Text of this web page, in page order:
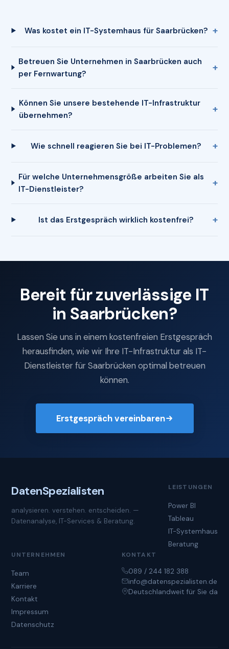
Was kostet ein IT-Systemhaus für Saarbrücken?
Betreuen Sie Unternehmen in Saarbrücken auch
per Fernwartung?
Können Sie unsere bestehende IT-Infrastruktur
übernehmen?
Wie schnell reagieren Sie bei IT-Problemen?
Für welche Unternehmensgröße arbeiten Sie als
IT-Dienstleister?
Ist das Erstgespräch wirklich kostenfrei?
Bereit für zuverlässige IT
in Saarbrücken?
Lassen Sie uns in einem kostenfreien Erstgespräch
herausfinden, wie wir Ihre IT-Infrastruktur als IT-
Dienstleister für Saarbrücken optimal betreuen
können.
Erstgespräch vereinbaren
DatenSpezialisten
analysieren. verstehen. entscheiden. —
Datenanalyse, IT-Services & Beratung.
LEISTUNGEN
Power BI
Tableau
IT-Systemhaus
Beratung
UNTERNEHMEN
Team
Karriere
Kontakt
Impressum
Datenschutz
KONTAKT
089 / 244 182 388
info@datenspezialisten.de
Deutschlandweit für Sie da